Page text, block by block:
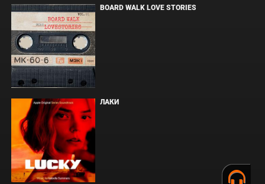
BOARD WALK LOVE STORIES
ЛАКИ